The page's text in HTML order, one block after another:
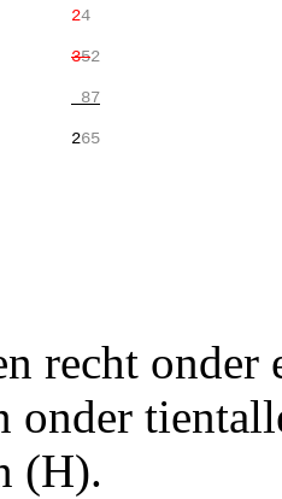
24
352
87
265
recht onder
onder
(H).